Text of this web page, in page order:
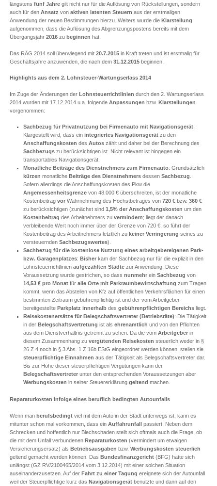
längstens fünf Jahre gilt nicht nur für die Auflösung von Rückstellungen, sondern
auch für den Ansatz von aktiven latenten Steuern aus der erstmaligen
Anwendung der neuen Bestimmungen hierzu. Weiters wurde die Klarstellung
aufgenommen, dass die Auflösung des Abgrenzungspostens bereits mit dem
Übergangsjahr 2016 zu beginnen hat.
Das RÄG 2014 soll überwiegend mit 20.7.2015 in Kraft treten und ist erstmalig für
Geschäftsjahre anzuwenden, die nach dem 31.12.2015 beginnen.
Highlights aus dem 2. Lohnsteuer-Wartungserlass 2014
Im Zuge der Änderungen der Lohnsteuerrichtlinien durch den 2. Wartungserlass
2014 wurden mit 17.12.2014 u.a. folgende Anpassungen bzw. Klarstellungen
vorgenommen:
Sachbezug für Privatnutzung bei Firmenauto mit Navigationsgerät:
Klargestellt wird, dass ein integriertes Navigationsgerätzu den
Anschaffungskosten des Autoszählt und daher bei der Berechnung des
Sachbezugszu berücksichtigen ist. Nicht relevant ist hingegen ein
transportables Navigationsgerät.
Monatliche Beiträge des Dienstnehmers zum Firmenauto: Grundsätzlich
kürzen monatliche Beiträge des Dienstnehmersdessen Sachbezug
Sofern allerdings die Anschaffungskosten des Pkw die
Angemessenheitsgrenzevon 48.000 € überschreiten, ist der monatliche
Kostenbeitrag vorWahrnehmung des Höchstbetrages von 720 €bzw. 360 €
zu berücksichtigen (zunächst sind 1,5% der Anschaffungskosten um den
Kostenbeitrag des Arbeitnehmers zu vermindern; liegt der danach
verbleibende Wert noch immer über der Grenze von 720 €, so führt der
Kostenbeitrag des Arbeitnehmers letztlich zu keiner Verringerung seines zu
versteuernden Sachbezugswertes).
Sachbezug für die kostenlose Nutzung eines arbeitgebereigenen Park-
bzw. Garagenplatzes: Bisherkam der Sachbezug nur für die explizit in den
Lohnsteuerrichtlinien aufgezählten Städtezur Anwendung. Diese
Voraussetzung wurde gestrichen, so dass nunmehrein Sachbezug von
14,53 € pro Monatfür alle Orte mit Parkraumbewirtschaftung zum Tragen
kommt, wenn das Abstellen von Kfz auf öffentlichen Verkehrsflächen für einen
bestimmten Zeitraum gebührenpflichtig ist und der vom Arbeitgeber
bereitgestellte Parkplatz innerhalbdes gebührenpflichtigen Bereichsliegt.
Reisekostenersätze für Belegschaftsvertreter (Betriebsräte): Die Tätigkeit
in der Belegschaftsvertretung ist als ehrenamtlich und von den Pflichten
aus dem Dienstverhältnis getrennt zu sehen. Da die vom Arbeitgeberin
diesem Zusammenhang zu vergütenden Reisekosten steuerlich weder in §
26 Z 4 noch in § 3 Abs. 1 Z 16b EStG eingeordnet werden können, stellen sie
steuerpflichtige Einnahmen aus der Tätigkeit als Belegschaftsvertreter dar.
Bis zur Höhe dieser steuerpflichtigen Vergütungen kann der
Belegschaftsvertreterunter den entsprechenden Voraussetzungen aber
Werbungskosten in seiner Steuererklärung geltend machen.
Reparaturkosten infolge eines beruflich bedingten Autounfalls
Wenn man berufsbedingt viel mit dem Auto in der Stadt unterwegs ist, kann es
mitunter schon mal vorkommen, dass ein Auffahrunfall passiert. Neben dem
Schrecken und hoffentlich nur Blechschaden stellt sich oftmals auch die Frage, ob
die mit dem Unfall verbundenen Reparaturkosten (vermindert um etwaigen
Versicherungsersatz) als Betriebsausgaben bzw. Werbungskosten steuerlich
geltend gemacht werden können. Das Bundesfinanzgericht (BFG) hatte sich
unlängst (GZ RV/2100465/2014 vom 3.12.2014) mit einer solchen Situation
auseinanderzusetzen. Auf der Fahrt zu einer Tagung ereignete sich der Autounfall
weil der Steuerpflichtige kurz das Navigationsgerät benutzte und dann auf den